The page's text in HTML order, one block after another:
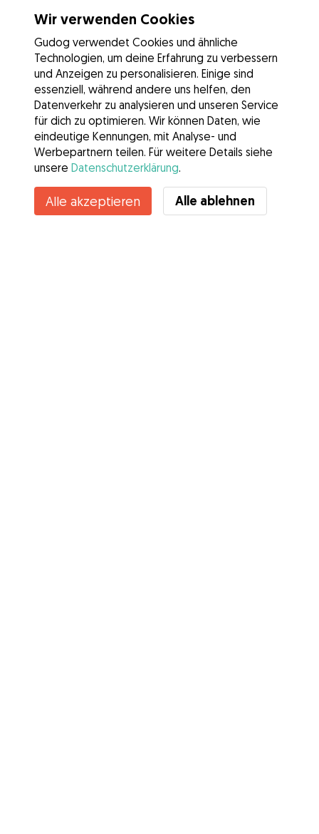
Wir verwenden Cookies
Gudog verwendet Cookies und ähnliche
Technologien, um deine Erfahrung zu verbessern
und Anzeigen zu personalisieren. Einige sind
essenziell, während andere uns helfen, den
Datenverkehr zu analysieren und unseren Service
für dich zu optimieren. Wir können Daten, wie
eindeutige Kennungen, mit Analyse- und
Werbepartnern teilen. Für weitere Details siehe
unsere Datenschutzerklärung.
Alle akzeptieren Alle ablehnen